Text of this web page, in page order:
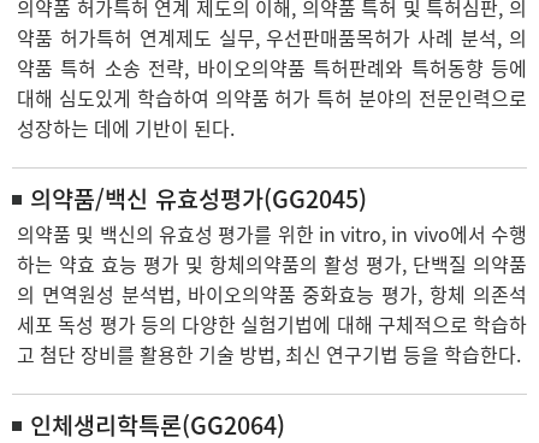
의약품 허가특허 연계 제도의 이해, 의약품 특허 및 특허심판, 의
약품 허가특허 연계제도 실무, 우선판매품목허가 사례 분석, 의
약품 특허 소송 전략, 바이오의약품 특허판례와 특허동향 등에
대해 심도있게 학습하여 의약품 허가 특허 분야의 전문인력으로
성장하는 데에 기반이 된다.
의약품/백신 유효성평가(GG2045)
의약품 및 백신의 유효성 평가를 위한 in vitro, in vivo에서 수행
하는 약효 효능 평가 및 항체의약품의 활성 평가, 단백질 의약품
의 면역원성 분석법, 바이오의약품 중화효능 평가, 항체 의존석
세포 독성 평가 등의 다양한 실험기법에 대해 구체적으로 학습하
고 첨단 장비를 활용한 기술 방법, 최신 연구기법 등을 학습한다.
인체생리학특론(GG2064)